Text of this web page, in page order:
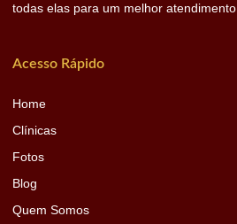
todas elas para um melhor atendimento.
Acesso Rápido
Home
Clínicas
Fotos
Blog
Quem Somos